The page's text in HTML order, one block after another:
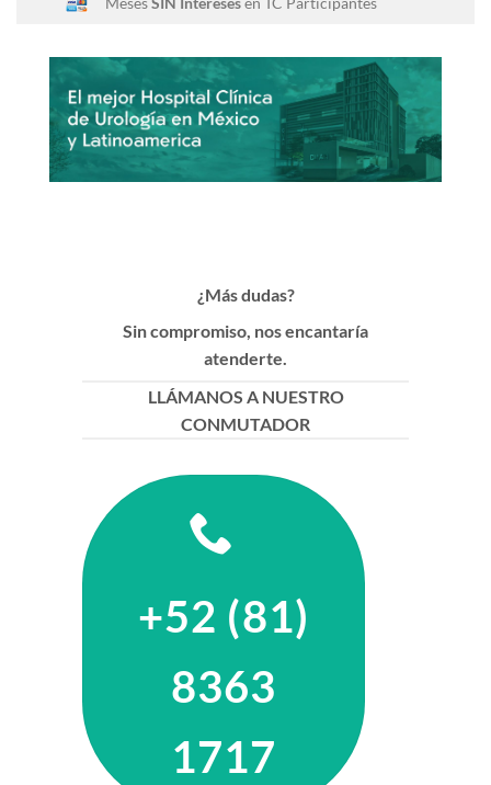
¿Más dudas?
Sin compromiso, nos encantaría
atenderte.
LLÁMANOS A NUESTRO
CONMUTADOR
+52 (81)
8363
1717